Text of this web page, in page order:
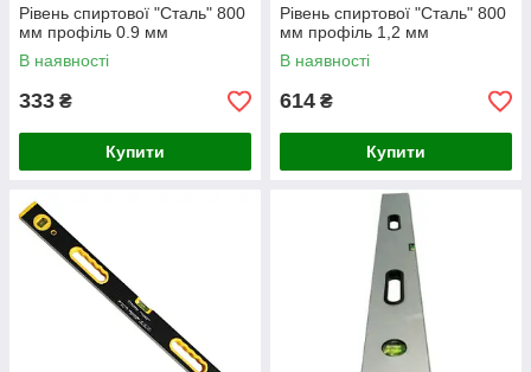
Рівень спиртової "Сталь" 800
мм профіль 0.9 мм
В наявності
333 ₴
Купити
Рівень спиртової "Сталь" 800
мм профіль 1,2 мм
В наявності
614 ₴
Купити